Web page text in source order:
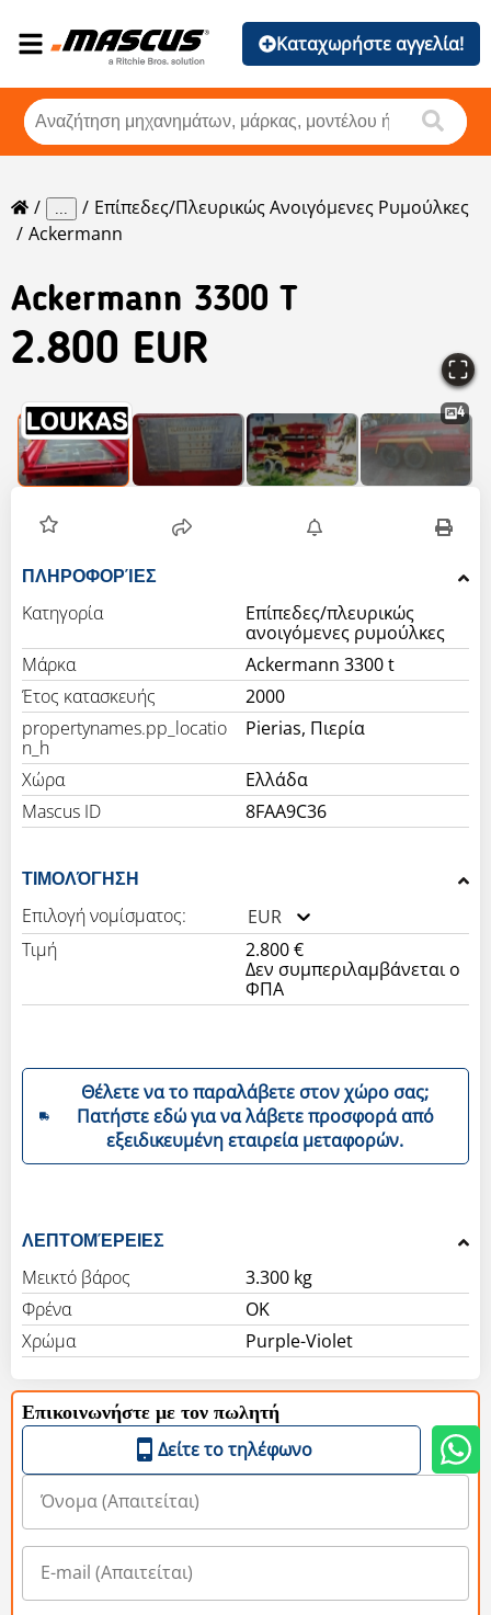
Καταχωρήστε αγγελία!
...
Επίπεδες/πλευρικώς Ανοιγόμενες Ρυμούλκες
Ackermann
Ackermann 3300 T
2.800 EUR
4
ΠΛΗΡΟΦΟΡΊΕΣ
Κατηγορία
Επίπεδες/πλευρικώς
ανοιγόμενες ρυμούλκες
Μάρκα
Ackermann 3300 t
Έτος κατασκευής
2000
propertynames.pp_locatio
n_h
Pierias, Πιερία
Χώρα
Ελλάδα
Mascus ID
8FAA9C36
ΤΙΜΟΛΌΓΗΣΗ
Επιλογή νομίσματος:
EUR
Τιμή
2.800 €
Δεν συμπεριλαμβάνεται ο
ΦΠΑ
Θέλετε να το παραλάβετε στον χώρο σας;
Πατήστε εδώ για να λάβετε προσφορά από
εξειδικευμένη εταιρεία μεταφορών.
ΛΕΠΤΟΜΈΡΕΙΕΣ
Μεικτό βάρος
3.300 kg
Φρένα
OK
Χρώμα
Purple-Violet
Επικοινωνήστε με τον πωλητή
Δείτε το τηλέφωνο